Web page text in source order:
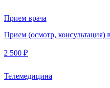
Прием врача
Прием (осмотр, консультация)
2 500 ₽
Телемедицина